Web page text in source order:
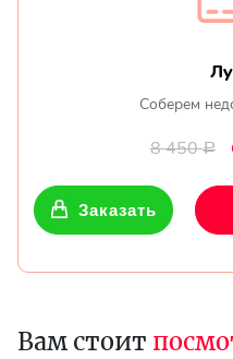
Соберем
8 450Р
Заказать
Вам стоит